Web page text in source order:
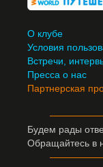
О клубе
Условия
Встречи,
Пресса о нас
Партнерская
Будем рады
Обращайтесь в